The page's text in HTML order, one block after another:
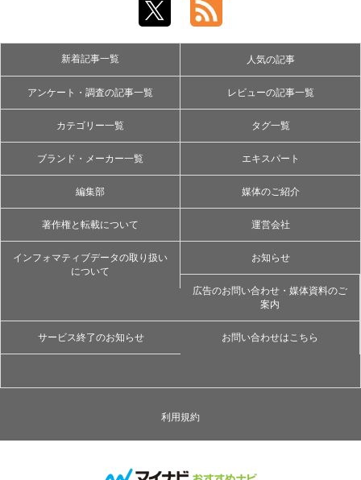
新着記事一覧 人気の記事
アンケート・調査の記事一覧 レビューの記事一覧
カテゴリー一覧 タグ一覧
ブランド・メーカー一覧 エキスパート
編集部 媒体のご紹介
著作権と転載について 運営会社
インフォマティブデータの取り扱い
について
お知らせ
広告のお問い合わせ・媒体資料のご
案内
サービス終了のお知らせ お問い合わせはこちら
利用規約